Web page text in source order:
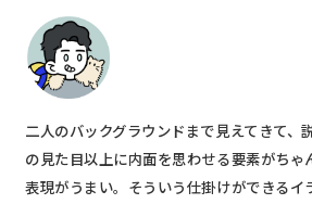
二人のバックグラウンドまで見えてきて、
の見た目以上に内面を思わせる要素がちゃ
表現がうまい。そういう仕掛けができるイ